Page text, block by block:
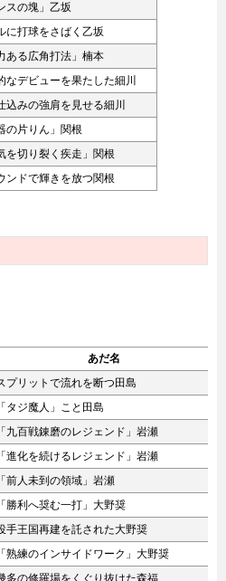
スの塊」乙坂
に打球をさばく乙坂
ある広角打法」楠本
なデビューを果たした細川
込みの強肩を見せる細川
の片りん」関根
を切り裂く疾走」関根
ンドで輝きを放つ関根
あだ名
プリットで流れを断つ田島
「タジ魔人」こと田島
「九百戦錬磨のレジェンド」岩瀬
「進化を続けるレジェンド」岩瀬
「前人未到の領域」岩瀬
「勝利へ奨む一打」大野奨
手王国再建を託された大野奨
「熟練のインサイドワーク」大野奨